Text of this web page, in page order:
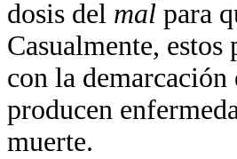
dosis del mal para
Casualmente,
con la demarcación
producen
muerte.